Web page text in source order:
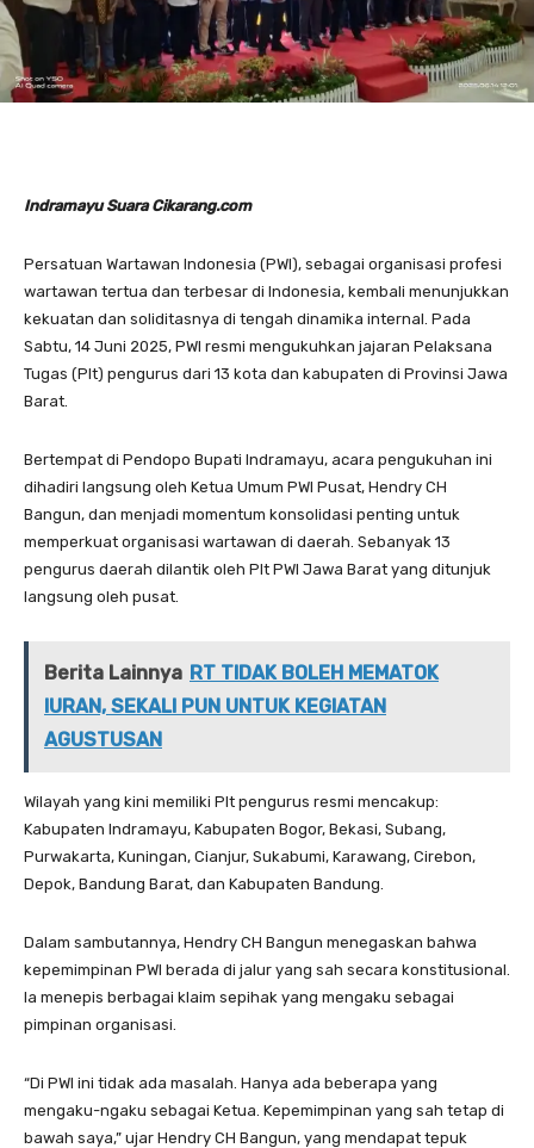
Indramayu Suara Cikarang.com
Persatuan Wartawan Indonesia (PWI), sebagai organisasi profesi
wartawan tertua dan terbesar di Indonesia, kembali menunjukkan
kekuatan dan soliditasnya di tengah dinamika internal. Pada
Sabtu, 14 Juni 2025, PWI resmi mengukuhkan jajaran Pelaksana
Tugas (Plt) pengurus dari 13 kota dan kabupaten di Provinsi Jawa
Barat.
Bertempat di Pendopo Bupati Indramayu, acara pengukuhan ini
dihadiri langsung oleh Ketua Umum PWI Pusat, Hendry CH
Bangun, dan menjadi momentum konsolidasi penting untuk
memperkuat organisasi wartawan di daerah. Sebanyak 13
pengurus daerah dilantik oleh Plt PWI Jawa Barat yang ditunjuk
langsung oleh pusat.
Berita Lainnya RT TIDAK BOLEH MEMATOK
IURAN, SEKALI PUN UNTUK KEGIATAN
AGUSTUSAN
Wilayah yang kini memiliki Plt pengurus resmi mencakup:
Kabupaten Indramayu, Kabupaten Bogor, Bekasi, Subang,
Purwakarta, Kuningan, Cianjur, Sukabumi, Karawang, Cirebon,
Depok, Bandung Barat, dan Kabupaten Bandung.
Dalam sambutannya, Hendry CH Bangun menegaskan bahwa
kepemimpinan PWI berada di jalur yang sah secara konstitusional.
Ia menepis berbagai klaim sepihak yang mengaku sebagai
pimpinan organisasi.
“Di PWI ini tidak ada masalah. Hanya ada beberapa yang
mengaku-ngaku sebagai Ketua. Kepemimpinan yang sah tetap di
bawah saya,” ujar Hendry CH Bangun, yang mendapat tepuk